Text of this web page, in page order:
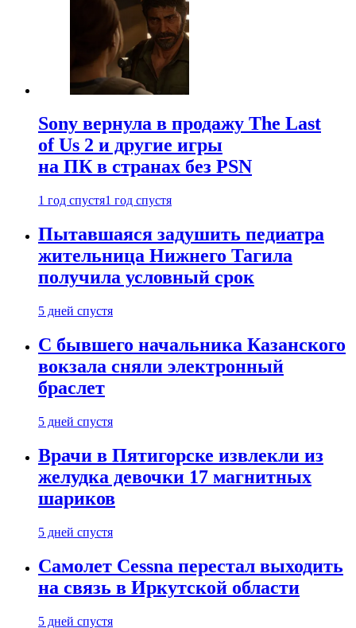
Sony вернула в продажу The Last
of Us 2 и другие игры
на ПК в странах без PSN
1 год спустя1 год спустя
Пытавшаяся задушить педиатра
жительница Нижнего Тагила
получила условный срок
5 дней спустя
С бывшего начальника Казанского
вокзала сняли электронный
браслет
5 дней спустя
Врачи в Пятигорске извлекли из
желудка девочки 17 магнитных
шариков
5 дней спустя
Самолет Cessna перестал выходить
на связь в Иркутской области
5 дней спустя